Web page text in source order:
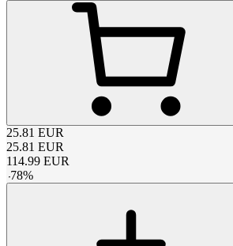
25.81 EUR
25.81 EUR
114.99 EUR
-78%